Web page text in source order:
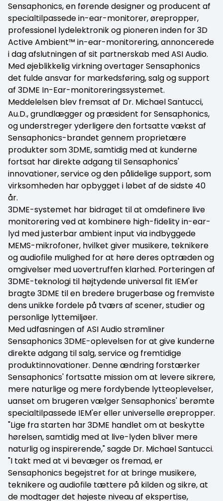
Sensaphonics, en førende designer og producent af
specialtilpassede in-ear-monitorer, ørepropper,
professionel lydelektronik og pioneren inden for 3D
Active Ambient™ in-ear-monitorering, annoncerede
i dag afslutningen af ​​sit partnerskab med ASI Audio.
Med øjeblikkelig virkning overtager Sensaphonics
det fulde ansvar for markedsføring, salg og support
af 3DME In-Ear-monitoreringssystemet.
Meddelelsen blev fremsat af Dr. Michael Santucci,
Au.D., grundlægger og præsident for Sensaphonics,
og understreger yderligere den fortsatte vækst af
Sensaphonics-brandet gennem proprietære
produkter som 3DME, samtidig med at kunderne
fortsat har direkte adgang til Sensaphonics'
innovationer, service og den pålidelige support, som
virksomheden har opbygget i løbet af de sidste 40
år.
3DME-systemet har bidraget til at omdefinere live
monitorering ved at kombinere high-fidelity in-ear-
lyd med justerbar ambient input via indbyggede
MEMS-mikrofoner, hvilket giver musikere, teknikere
og audiofile mulighed for at høre deres optræden og
omgivelser med uovertruffen klarhed. Porteringen af
​​3DME-teknologi til højtydende universal fit IEM'er
bragte 3DME til en bredere brugerbase og fremviste
dens unikke fordele på tværs af scener, studier og
personlige lyttemiljøer.
Med udfasningen af ​​ASI Audio strømliner
Sensaphonics 3DME-oplevelsen for at give kunderne
direkte adgang til salg, service og fremtidige
produktinnovationer. Denne ændring forstærker
Sensaphonics' fortsatte mission om at levere sikrere,
mere naturlige og mere fordybende lytteoplevelser,
uanset om brugeren vælger Sensaphonics' berømte
specialtilpassede IEM'er eller universelle ørepropper.
"Lige fra starten har 3DME handlet om at beskytte
hørelsen, samtidig med at live-lyden bliver mere
naturlig og inspirerende," sagde Dr. Michael Santucci.
"I takt med at vi bevæger os fremad, er
Sensaphonics begejstret for at bringe musikere,
teknikere og audiofile tættere på kilden og sikre, at
de modtager det højeste niveau af ekspertise,